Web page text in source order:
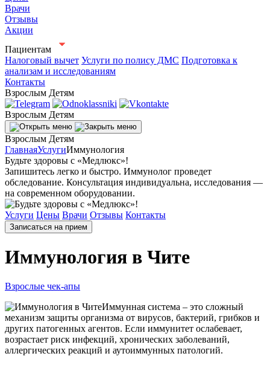
Врачи
Отзывы
Акции
Пациентам
Налоговый вычет Услуги по полису ДМС Подготовка к
анализам и исследованиям
Контакты
Взрослым Детям
Взрослым Детям
Взрослым Детям
ГлавнаяУслугиИммунология
Будьте здоровы с «Медлюкс»!
Запишитесь легко и быстро. Иммунолог проведет
обследование. Консультация индивидуальна, исследования —
на современном оборудовании.
Услуги Цены Врачи Отзывы Контакты
Записаться на прием
Иммунология в Чите
Взрослые чек-апы
Иммунная система – это сложный
механизм защиты организма от вирусов, бактерий, грибков и
других патогенных агентов. Если иммунитет ослабевает,
возрастает риск инфекций, хронических заболеваний,
аллергических реакций и аутоиммунных патологий.